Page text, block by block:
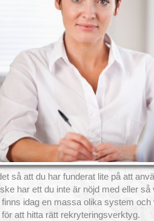
så att du har funderat lite på att
har ett du inte är nöjd med eller
finns idag en massa olika system
att hitta rätt rekryteringsverktyg.